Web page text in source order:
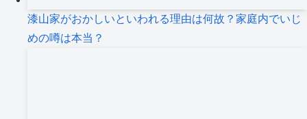
漆山家がおかしいといわれる理由は何故？家庭内でいじ
めの噂は本当？